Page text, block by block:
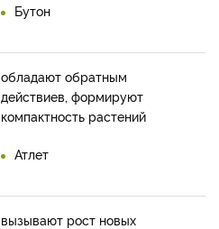
Бутон
обладают обратным
действиев, формируют
компактность растений
Атлет
вызывают рост новых